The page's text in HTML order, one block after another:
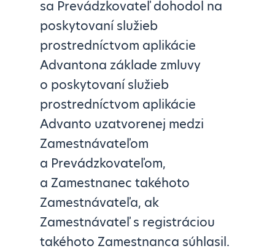
sa Prevádzkovateľ dohodol na
poskytovaní služieb
prostredníctvom aplikácie
Advantona základe zmluvy
o poskytovaní služieb
prostredníctvom aplikácie
Advanto uzatvorenej medzi
Zamestnávateľom
a Prevádzkovateľom,
a Zamestnanec takéhoto
Zamestnávateľa, ak
Zamestnávateľ s registráciou
takéhoto Zamestnanca súhlasil.